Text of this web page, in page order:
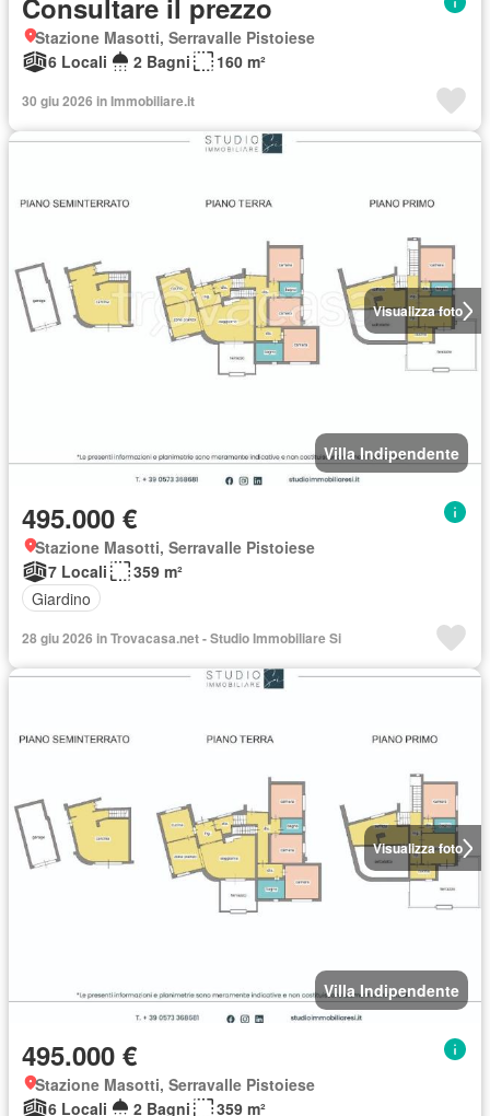
Consultare il prezzo
Stazione Masotti, Serravalle Pistoiese
6 Locali
2 Bagni 160 m²
30 giu 2026 in Immobiliare.it
Visualizza foto
Villa Indipendente
495.000 €
Stazione Masotti, Serravalle Pistoiese
7 Locali
359 m²
Giardino
28 giu 2026 in Trovacasa.net - Studio Immobiliare Si
Visualizza foto
Villa Indipendente
495.000 €
Stazione Masotti, Serravalle Pistoiese
6 Locali
2 Bagni 359 m²